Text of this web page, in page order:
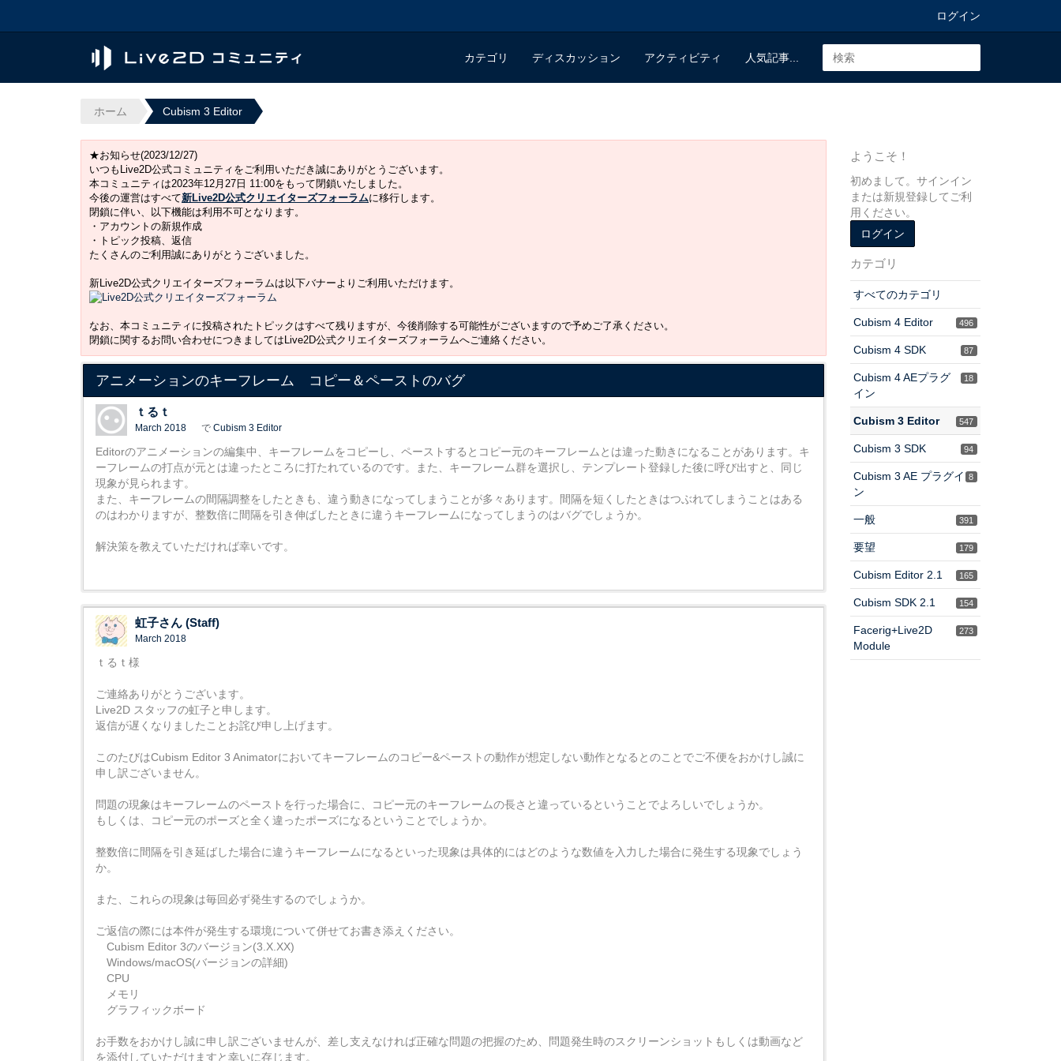
ログイン
カテゴリ ディスカッション アクティビティ 人気記事...
ホーム Cubism 3 Editor
★お知らせ(2023/12/27)
いつもLive2D公式コミュニティをご利用いただき誠にありがとうございます。
本コミュニティは2023年12月27日 11:00をもって閉鎖いたしました。
今後の運営はすべて新Live2D公式クリエイターズフォーラムに移行します。
閉鎖に伴い、以下機能は利用不可となります。
・アカウントの新規作成
・トピック投稿、返信
たくさんのご利用誠にありがとうございました。
新Live2D公式クリエイターズフォーラムは以下バナーよりご利用いただけます。
なお、本コミュニティに投稿されたトピックはすべて残りますが、今後削除する可能性がございますので予めご了承ください。
閉鎖に関するお問い合わせにつきましてはLive2D公式クリエイターズフォーラムへご連絡ください。
アニメーションのキーフレーム コピー＆ペーストのバグ
ｔるｔ
March 2018 で Cubism 3 Editor
Editorのアニメーションの編集中、キーフレームをコピーし、ペーストするとコピー元のキーフレームとは違った動きになることがあります。キ
ーフレームの打点が元とは違ったところに打たれているのです。また、キーフレーム群を選択し、テンプレート登録した後に呼び出すと、同じ
現象が見られます。
また、キーフレームの間隔調整をしたときも、違う動きになってしまうことが多々あります。間隔を短くしたときはつぶれてしまうことはある
のはわかりますが、整数倍に間隔を引き伸ばしたときに違うキーフレームになってしまうのはバグでしょうか。
解決策を教えていただければ幸いです。
虹子さん (Staff)
March 2018
ｔるｔ様
ご連絡ありがとうございます。
Live2D スタッフの虹子と申します。
返信が遅くなりましたことお詫び申し上げます。
このたびはCubism Editor 3 Animatorにおいてキーフレームのコピー&ペーストの動作が想定しない動作となるとのことでご不便をおかけし誠に
申し訳ございません。
問題の現象はキーフレームのペーストを行った場合に、コピー元のキーフレームの長さと違っているということでよろしいでしょうか。
もしくは、コピー元のポーズと全く違ったポーズになるということでしょうか。
整数倍に間隔を引き延ばした場合に違うキーフレームになるといった現象は具体的にはどのような数値を入力した場合に発生する現象でしょう
か。
また、これらの現象は毎回必ず発生するのでしょうか。
ご返信の際には本件が発生する環境について併せてお書き添えください。
Cubism Editor 3のバージョン(3.X.XX)
Windows/macOS(バージョンの詳細)
CPU
メモリ
グラフィックボード
お手数をおかけし誠に申し訳ございませんが、差し支えなければ正確な問題の把握のため、問題発生時のスクリーンショットもしくは動画など
を添付していただけますと幸いに存じます。
ようこそ！
初めまして。サインイン
または新規登録してご利
用ください。
ログイン
カテゴリ
すべてのカテゴリ
496
Cubism 4 Editor
87
Cubism 4 SDK
18
Cubism 4 AEプラグ
イン
547
Cubism 3 Editor
94
Cubism 3 SDK
8
Cubism 3 AE プラグイ
ン
391
一般
179
要望
165
Cubism Editor 2.1
154
Cubism SDK 2.1
273
Facerig+Live2D
Module